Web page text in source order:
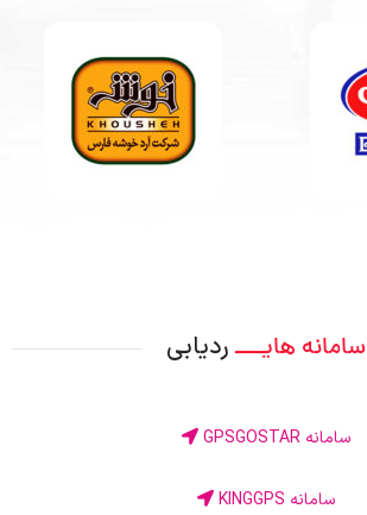
سامانه هایــــ ردیابی
سامانه GPSGOSTAR
سامانه KINGGPS